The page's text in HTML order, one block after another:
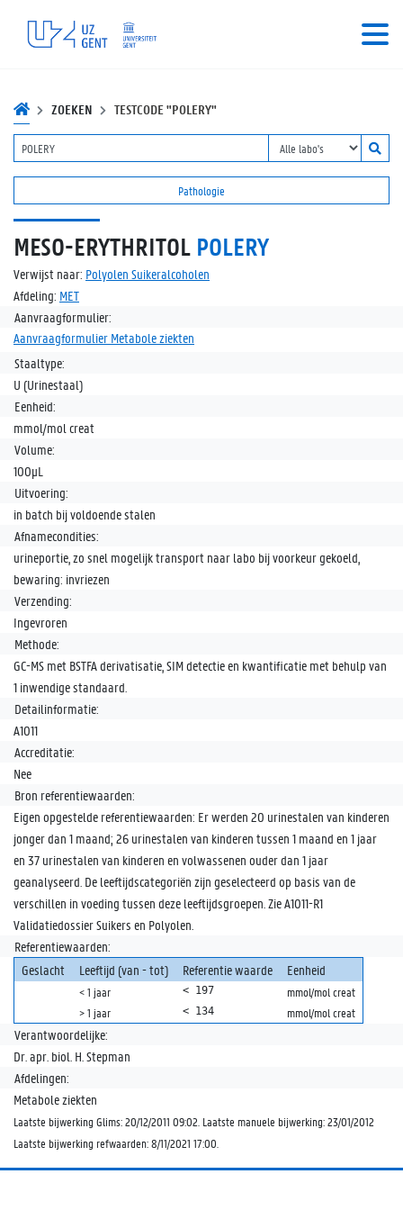
ZOEKEN TESTCODE "POLERY"
Pathologie
MESO-ERYTHRITOL POLERY
Verwijst naar: Polyolen Suikeralcoholen
Afdeling: MET
Aanvraagformulier:
Aanvraagformulier Metabole ziekten
Staaltype:
U (Urinestaal)
Eenheid:
mmol/mol creat
Volume:
100µL
Uitvoering:
in batch bij voldoende stalen
Afnamecondities:
urineportie, zo snel mogelijk transport naar labo bij voorkeur gekoeld,
bewaring: invriezen
Verzending:
Ingevroren
Methode:
GC-MS met BSTFA derivatisatie, SIM detectie en kwantificatie met behulp van
1 inwendige standaard.
Detailinformatie:
A1011
Accreditatie:
Nee
Bron referentiewaarden:
Eigen opgestelde referentiewaarden: Er werden 20 urinestalen van kinderen
jonger dan 1 maand; 26 urinestalen van kinderen tussen 1 maand en 1 jaar
en 37 urinestalen van kinderen en volwassenen ouder dan 1 jaar
geanalyseerd. De leeftijdscategoriën zijn geselecteerd op basis van de
verschillen in voeding tussen deze leeftijdsgroepen. Zie A1011-R1
Validatiedossier Suikers en Polyolen.
Referentiewaarden:
Geslacht
Leeftijd (van - tot) Referentie waarde Eenheid
< 1 jaar < 197
mmol/mol creat
> 1 jaar
< 134 mmol/mol creat
Verantwoordelijke:
Dr. apr. biol. H. Stepman
Afdelingen:
Metabole ziekten
Laatste bijwerking Glims: 20/12/2011 09:02. Laatste manuele bijwerking: 23/01/2012
Laatste bijwerking refwaarden: 8/11/2021 17:00.